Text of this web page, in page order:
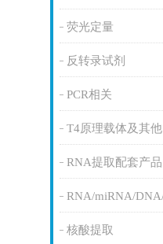
荧光定量
反转录试剂
PCR相关
T4原理载体及其他
RNA提取配套产品
核酸提取